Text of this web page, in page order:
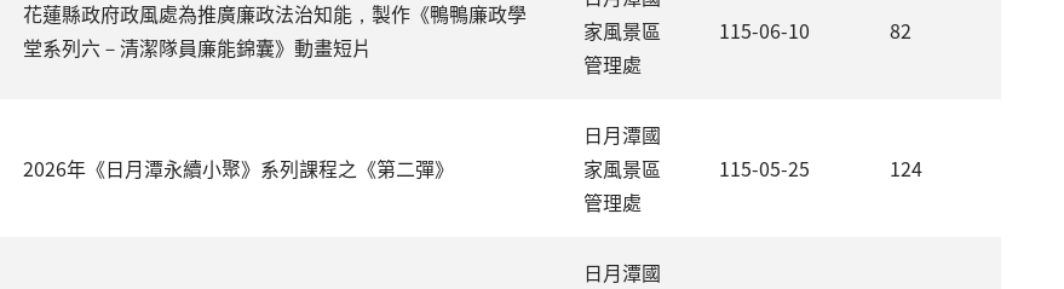
花蓮縣政府政風處為推廣廉政法治知能，製作《鴨鴨廉政學
堂系列六－清潔隊員廉能錦囊》動畫短片
家風景區
管理處
115-06-10 82
2026年《日月潭永續小聚》系列課程之《第二彈》
日月潭國
家風景區
管理處
115-05-25 124
日月潭國